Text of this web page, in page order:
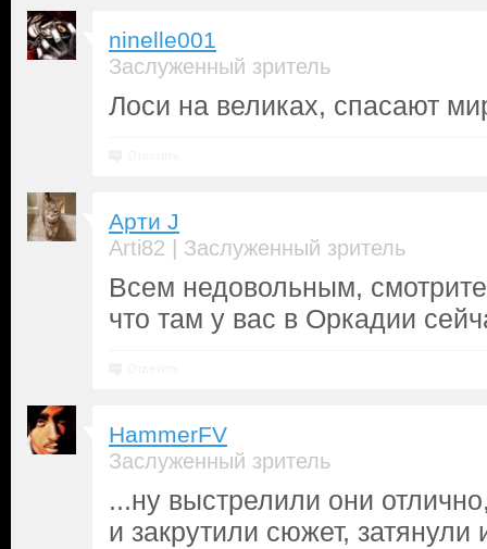
ninelle001
Заслуженный зритель
Лоси на великах, спасают
Арти J
Arti82 | Заслуженный зритель
Всем недовольным,
что там у вас в Оркадии
HammerFV
Заслуженный зритель
...ну выстрелили они
и закрутили сюжет,